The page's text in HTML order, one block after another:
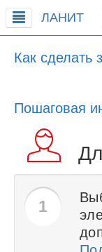
ЛАНИТ
Как сделать
Пошаговая
1